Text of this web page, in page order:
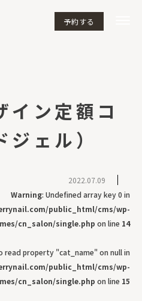
予約する
イン定額コ
ェル）
2022.07.09
Warning: Undefined array key 0 in
public_html/cms/wp-
cn_salon/single.php on line 14
property "cat_name" on null in
public_html/cms/wp-
cn_salon/single.php on line 15